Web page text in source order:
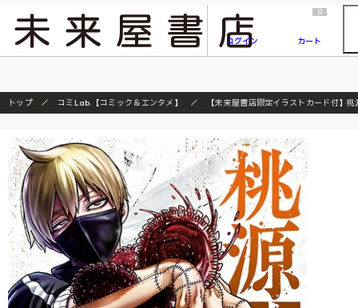
『ONE PIECE magazine 021 ONE PIECEカード付き同梱版』発売延期のご案内
ログイン
0
カート
トップ コミLab.【コミック＆エンタメ】 【未来屋書店限定イラストカード付】桃